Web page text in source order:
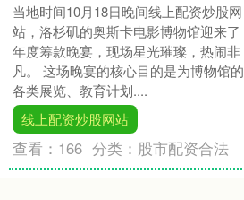
当地时间10月18日晚间线上配资炒股网
站，洛杉矶的奥斯卡电影博物馆迎来了
年度筹款晚宴，现场星光璀璨，热闹非
凡。 这场晚宴的核心目的是为博物馆的
各类展览、教育计划....
线上配资炒股网站
查看： 166 分类： 股市配资合法